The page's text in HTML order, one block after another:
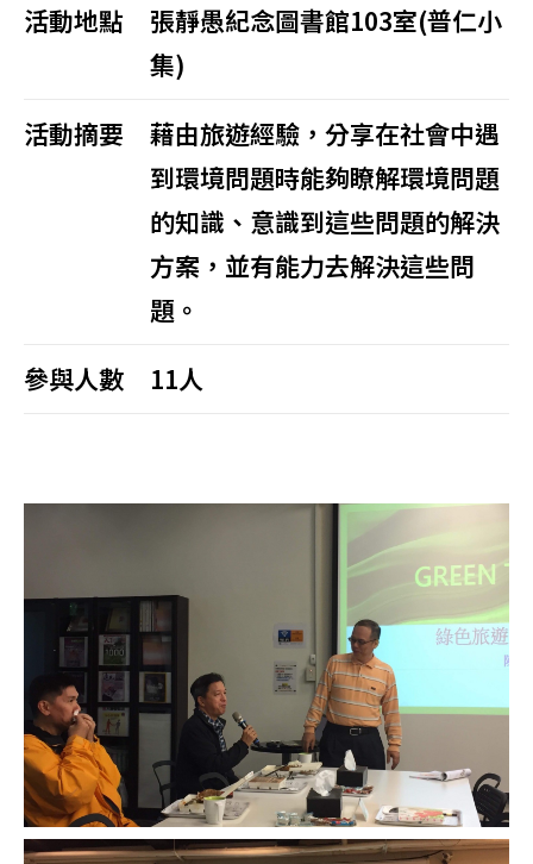
活動地點
張靜愚紀念圖書館103室(普仁小
集)
活動摘要
藉由旅遊經驗，分享在社會中遇
到環境問題時能夠瞭解環境問題
的知識、意識到這些問題的解決
方案，並有能力去解決這些問
題。
參與人數
11人